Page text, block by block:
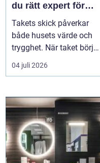
du rätt expert för
ditt tak
Takets skick påverkar
både husets värde och
trygghet. När taket börjar
bli slitet handlar det inte
bara om utseende, utan
konstruktionen från fukt,
mögel och onödigt dyra
skador. Många
villaägare i Jönköping
ställer sig därför frågan:
n...
04 juli 2026